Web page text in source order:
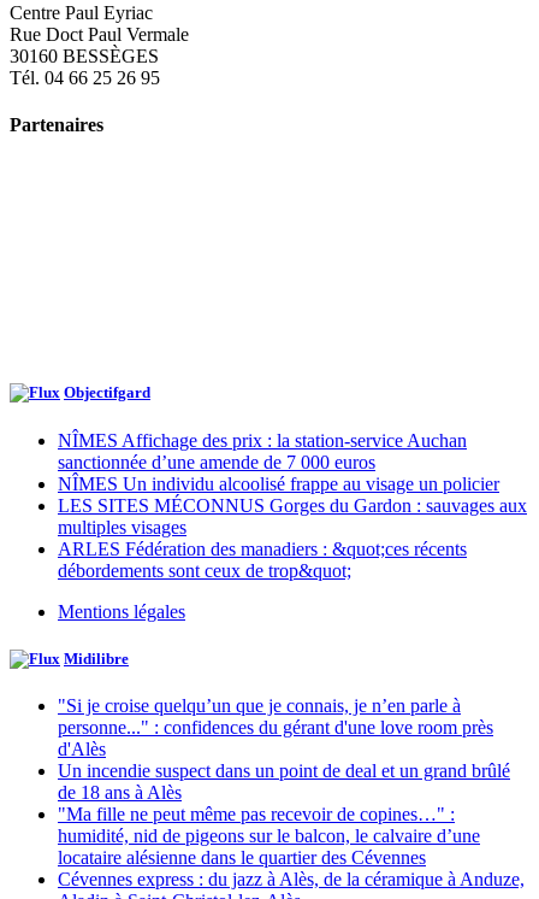
Centre Paul Eyriac
Rue Doct Paul Vermale
30160 BESSÈGES
Tél. 04 66 25 26 95
Partenaires
Objectifgard
NÎMES Affichage des prix : la station-service Auchan
sanctionnée d’une amende de 7 000 euros
NÎMES Un individu alcoolisé frappe au visage un policier
LES SITES MÉCONNUS Gorges du Gardon : sauvages aux
multiples visages
ARLES Fédération des manadiers : &quot;ces récents
débordements sont ceux de trop&quot;
Mentions légales
Midilibre
"Si je croise quelqu’un que je connais, je n’en parle à
personne..." : confidences du gérant d'une love room près
d'Alès
Un incendie suspect dans un point de deal et un grand brûlé
de 18 ans à Alès
"Ma fille ne peut même pas recevoir de copines…" :
humidité, nid de pigeons sur le balcon, le calvaire d’une
locataire alésienne dans le quartier des Cévennes
Cévennes express : du jazz à Alès, de la céramique à Anduze,